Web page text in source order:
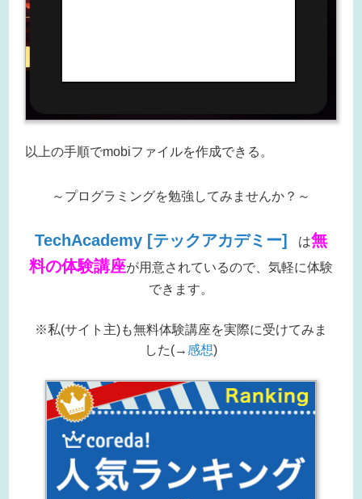
以上の手順でmobiファイルを作成できる。
～プログラミングを勉強してみませんか？～
TechAcademy [テックアカデミー] は無
料の体験講座が用意されているので、気軽に体験
できます。
※私(サイト主)も無料体験講座を実際に受けてみま
した(→感想)